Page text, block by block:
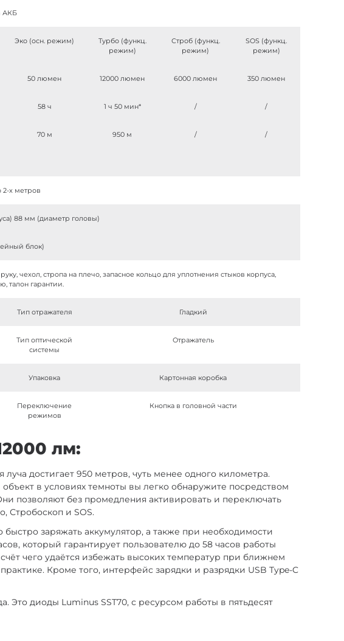
АКБ
Эко (осн. режим)
Турбо (функц.
режим)
Строб (функц.
режим)
SOS (функц.
режим)
50 люмен 12000 люмен 6000 люмен 350 люмен
58 ч 1 ч 50 мин* / /
70 м 950 м / /
2-х метров
88 мм (диаметр головы)
блок)
чехол, стропа на плечо, запасное кольцо для уплотнения стыков корпуса,
талон гарантии.
Тип отражателя Гладкий
Тип оптической
системы
Отражатель
Упаковка Картонная коробка
Переключение
режимов
Кнопка в головной части
лм:
достигает 950 метров, чуть менее одного километра.
в условиях темноты вы легко обнаружите посредством
позволяют без промедления активировать и переключать
Стробоскоп и SOS.
заряжать аккумулятор, а также при необходимости
который гарантирует пользователю до 58 часов работы
чего удаётся избежать высоких температур при ближнем
Кроме того, интерфейс зарядки и разрядки USB Type-C
Это диоды Luminus SST70, с ресурсом работы в пятьдесят